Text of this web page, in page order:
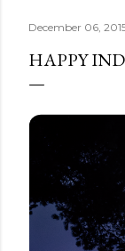
December 06,
HAPPY